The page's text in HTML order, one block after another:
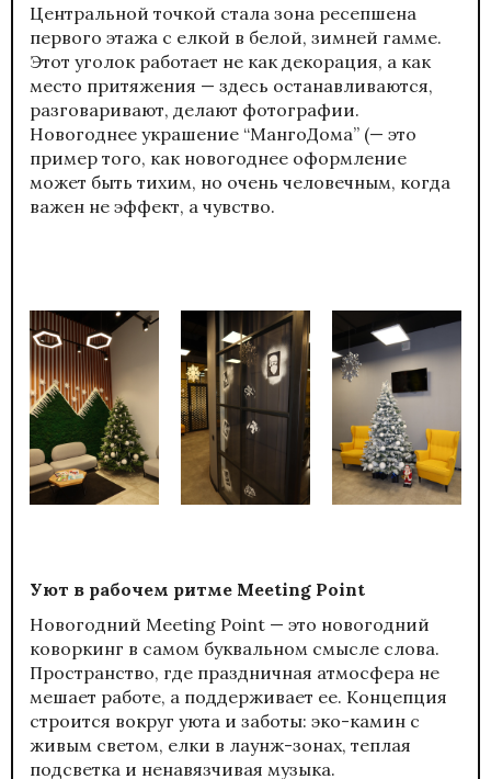
Центральной точкой стала зона ресепшена
первого этажа с елкой в белой, зимней гамме.
Этот уголок работает не как декорация, а как
место притяжения — здесь останавливаются,
разговаривают, делают фотографии.
Новогоднее украшение “МангоДома” (— это
пример того, как новогоднее оформление
может быть тихим, но очень человечным, когда
важен не эффект, а чувство.
Уют в рабочем ритме Meeting Point
Новогодний Meeting Point — это новогодний
коворкинг в самом буквальном смысле слова.
Пространство, где праздничная атмосфера не
мешает работе, а поддерживает ее. Концепция
строится вокруг уюта и заботы: эко-камин с
живым светом, елки в лаунж-зонах, теплая
подсветка и ненавязчивая музыка.